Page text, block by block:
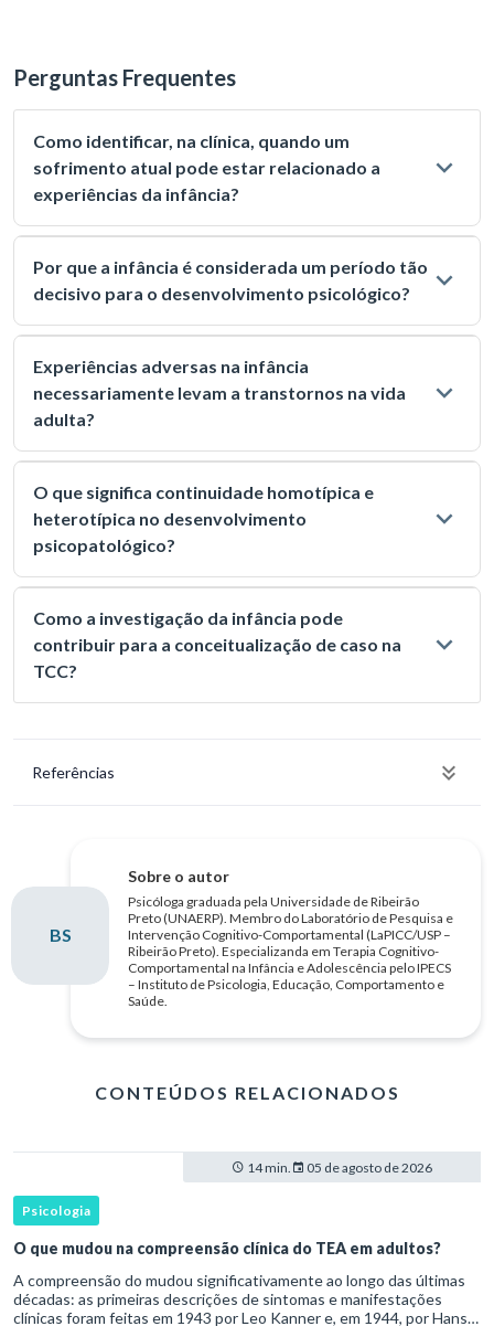
Perguntas Frequentes
Como identificar, na clínica, quando um
sofrimento atual pode estar relacionado a
experiências da infância?
Por que a infância é considerada um período tão
decisivo para o desenvolvimento psicológico?
Experiências adversas na infância
necessariamente levam a transtornos na vida
adulta?
O que significa continuidade homotípica e
heterotípica no desenvolvimento
psicopatológico?
Como a investigação da infância pode
contribuir para a conceitualização de caso na
TCC?
Referências
BS
Sobre o autor
Psicóloga graduada pela Universidade de Ribeirão
Preto (UNAERP). Membro do Laboratório de Pesquisa e
Intervenção Cognitivo-Comportamental (LaPICC/USP –
Ribeirão Preto). Especializanda em Terapia Cognitivo-
Comportamental na Infância e Adolescência pelo IPECS
– Instituto de Psicologia, Educação, Comportamento e
Saúde.
CONTEÚDOS RELACIONADOS
14 min. 05 de agosto de 2026
Psicologia
O que mudou na compreensão clínica do TEA em adultos?
A compreensão do mudou significativamente ao longo das últimas
décadas: as primeiras descrições de sintomas e manifestações
clínicas foram feitas em 1943 por Leo Kanner e, em 1944, por Hans